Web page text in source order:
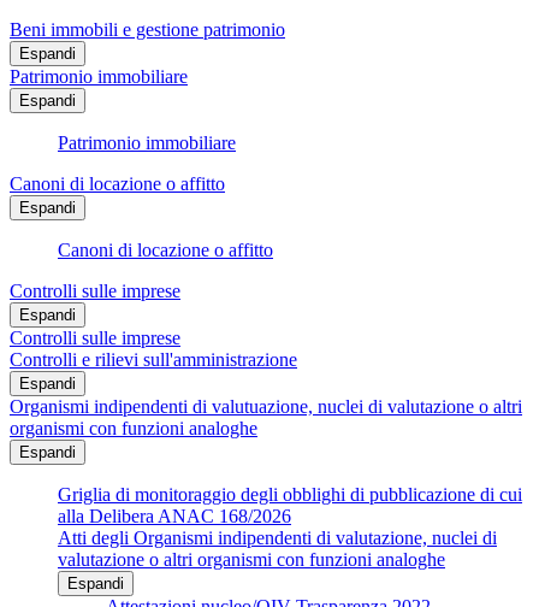
Beni immobili e gestione patrimonio
Espandi
Patrimonio immobiliare
Espandi
Patrimonio immobiliare
Canoni di locazione o affitto
Espandi
Canoni di locazione o affitto
Controlli sulle imprese
Espandi
Controlli sulle imprese
Controlli e rilievi sull'amministrazione
Espandi
Organismi indipendenti di valutuazione, nuclei di valutazione o altri
organismi con funzioni analoghe
Espandi
Griglia di monitoraggio degli obblighi di pubblicazione di cui
alla Delibera ANAC 168/2026
Atti degli Organismi indipendenti di valutazione, nuclei di
valutazione o altri organismi con funzioni analoghe
Espandi